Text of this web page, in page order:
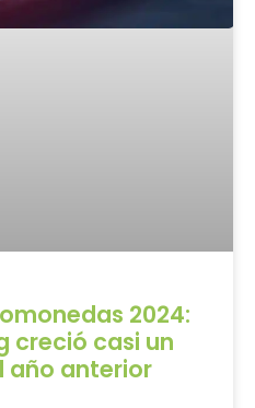
2024:
creció casi un
año anterior